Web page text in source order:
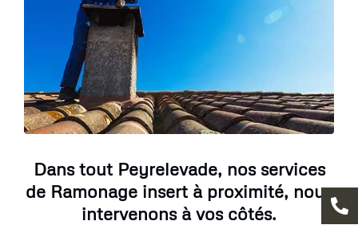
Dans tout Peyrelevade, nos services
de Ramonage insert à proximité, nous
intervenons à vos côtés.